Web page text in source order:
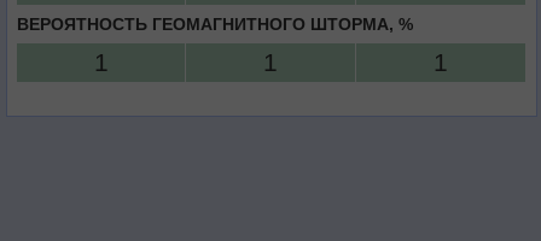
ВЕРОЯТНОСТЬ ГЕОМАГНИТНОГО ШТОРМА, %
1 1 1